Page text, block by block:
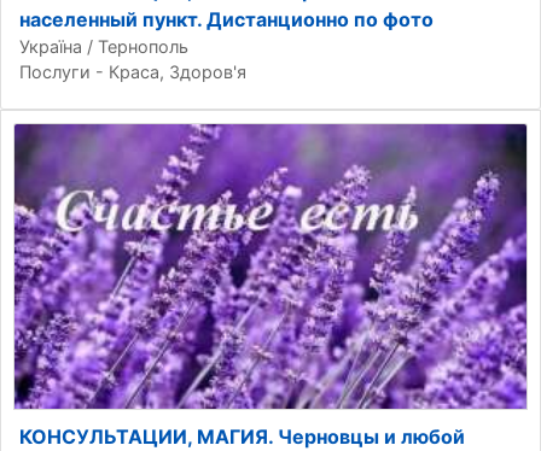
населенный пункт. Дистанционно по фото
Україна / Тернополь
Послуги - Краса, Здоров'я
КОНСУЛЬТАЦИИ, МАГИЯ. Черновцы и любой